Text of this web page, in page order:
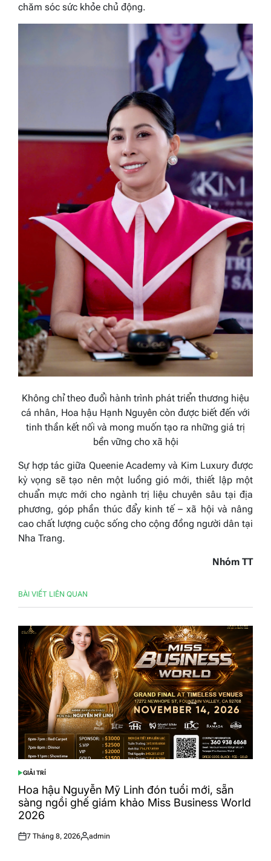
chăm sóc sức khỏe chủ động.
Không chỉ theo đuổi hành trình phát triển thương hiệu
cá nhân, Hoa hậu Hạnh Nguyên còn được biết đến với
tinh thần kết nối và mong muốn tạo ra những giá trị
bền vững cho xã hội
Sự hợp tác giữa Queenie Academy và Kim Luxury được
kỳ vọng sẽ tạo nên một luồng gió mới, thiết lập một
chuẩn mực mới cho ngành trị liệu chuyên sâu tại địa
phương, góp phần thúc đẩy kinh tế – xã hội và nâng
cao chất lượng cuộc sống cho cộng đồng người dân tại
Nha Trang.
Nhóm TT
BÀI VIẾT LIÊN QUAN
POSTED
IN
GIẢI TRÍ
Hoa hậu Nguyễn Mỹ Linh đón tuổi mới, sẵn
sàng ngồi ghế giám khảo Miss Business World
2026
Posted
7 Tháng 8, 2026
Posted
admin